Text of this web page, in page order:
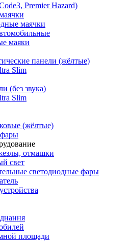
Premier Hazard)
маячки
маяки
панели (жёлтые)
Slim
(без звука)
Slim
(жёлтые)
отмашки
свет
светодиодные фары
площади